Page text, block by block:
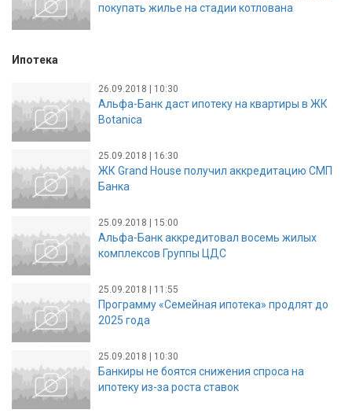
покупать жилье на стадии котлована
Ипотека
26.09.2018 | 10:30
Альфа-Банк даст ипотеку на квартиры в ЖК
Botanica
25.09.2018 | 16:30
ЖК Grand House получил аккредитацию СМП
Банка
25.09.2018 | 15:00
Альфа-Банк аккредитовал восемь жилых
комплексов Группы ЦДС
25.09.2018 | 11:55
Программу «Семейная ипотека» продлят до
2025 года
25.09.2018 | 10:30
Банкиры не боятся снижения спроса на
ипотеку из-за роста ставок